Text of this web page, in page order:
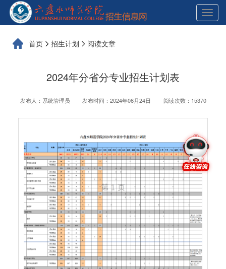
展
开
首页 招生计划 阅读文章
2024年分省分专业招生计划表
发布人：系统管理员 发布时间：2024年06月24日 阅读次数：15370